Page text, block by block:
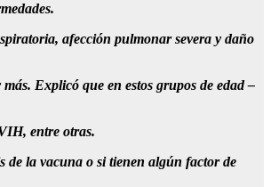
afección pulmonar severa y daño
Explicó que en estos grupos de edad –
entre otras.
de la vacuna o si tienen algún factor de